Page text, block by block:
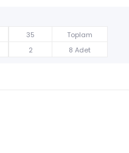
35
Toplam
2 8 Adet